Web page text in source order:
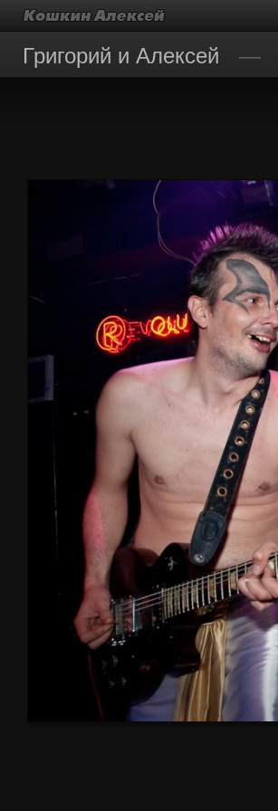
Григорий и Алексей